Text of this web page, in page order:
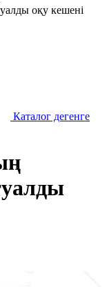
оқу кешені
Каталог дегенге